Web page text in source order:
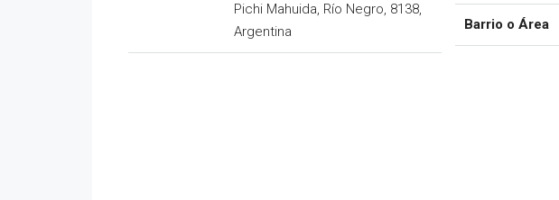
Pichi Mahuida, Río Negro, 8138,
Argentina
Barrio o Área